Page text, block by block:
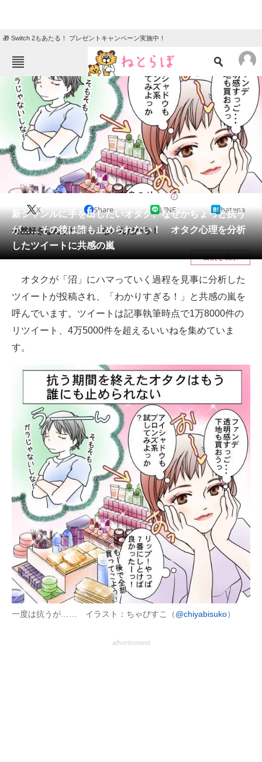
🎁 Switch 2もあたる！ プレゼントキャンペーン実施中！
ねとらぼメニュー
TOP ニュース
エンタメ クイズ
グルメ 地域
住まい 教育・育児
動物 リサーチ
会員記事
メディア
注目記事を集めた総合ページ
ITの今と未来を見通す
スマホと通信の最新トレンド
進化するPCとデバイスの未来
ビジネスと働き方のヒント
AI活用のいまが分かる
企業ITのトレンドを詳説
経営リーダーのコミュニティ
マーケ×ITの今がよく分かる
ITエンジニア向け専門サイト
企業向けIT製品の総合サイト
IT製品の技術・比較・事例
製造業のIT導入・活用を支援
モノづくり技術者専門サイト
エレクトロニクス専門サイト
新ジャンルに手を出したいオタク、なぜかちょっと抗う
が……その後は誰も止められない！ オタク心理を分析
したツイートに共感の嵐
X Share LINE hatena
全然好きなんかじゃ……ないんだから！
目次を表示
オタクが「沼」にハマっていく過程を見事に分析した
ツイートが投稿され、「わかりすぎる！」と共感の嵐を
呼んでいます。ツイートは記事執筆時点で1万8000件の
リツイート、4万5000件を超えるいいねを集めていま
す。
一度は抗うが…… イラスト：ちゃびすこ（@chiyabisuko）
advertisement